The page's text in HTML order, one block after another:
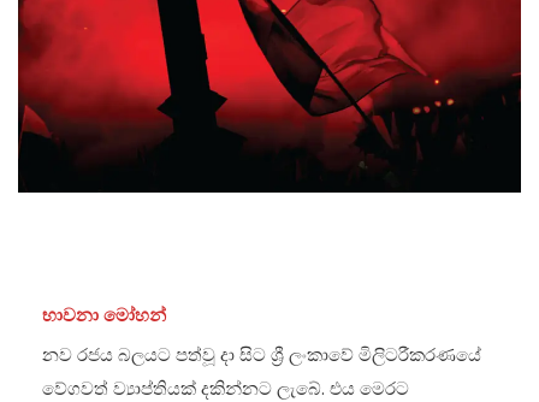
භාවනා මෝහන්
නව රජය බලයට පත්වූ දා සිට ශ්‍රී ලංකාවේ මිලිටරීකරණයේ
වේගවත් ව්‍යාප්තියක් දකින්නට ලැබේ. එය මෙරට